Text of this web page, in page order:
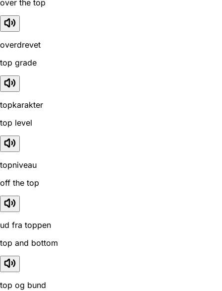
over the top
overdrevet
top grade
topkarakter
top level
topniveau
off the top
ud fra toppen
top and bottom
top og bund